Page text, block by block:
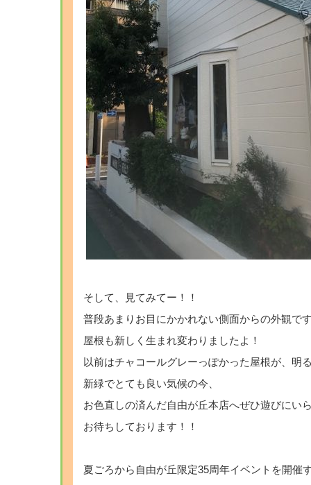
そして、見てみてー！！
普段あまりお目にかかれない側面からの外観で
屋根も新しく生まれ変わりましたよ！
以前はチャコールグレーっぽかった屋根が、明
新緑でとても良い気候の今、
お色直しの済んだ自由が丘本店へぜひ遊びにい
お待ちしております！！
夏ごろから自由が丘限定35周年イベントを開催